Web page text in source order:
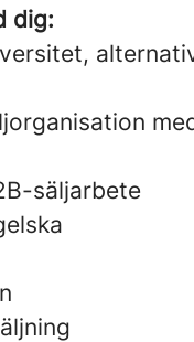
dig:
säljarbete